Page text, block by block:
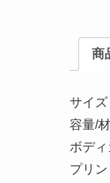
商
サイ
容量/
ボデ
プリ